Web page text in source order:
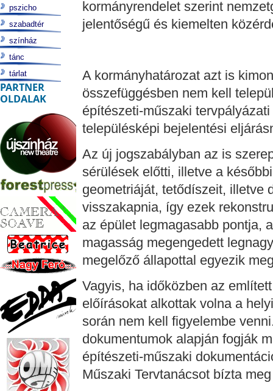
kormányrendelet szerint
jelentőségű és kiemelten
A kormányhatározat azt is
összefüggésben nem kell
építészeti-műszaki
településképi bejelentési
Az új jogszabályban az is
sérülések előtti, illetve a
geometriáját, tetődíszeit, illetve
visszakapnia, így ezek
az épület legmagasabb pontja,
magasság megengedett
megelőző állapottal egyezik
Vagyis, ha időközben az
előírásokat alkottak volna a
során nem kell figyelembe
dokumentumok alapján fogják
építészeti-műszaki
Műszaki Tervtanácsot bízta
pszicho
szabadtér
színház
tánc
tárlat
PARTNER
OLDALAK